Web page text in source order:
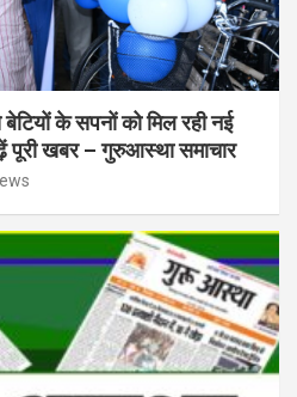
के सपनों को मिल रही नई
पूरी खबर – गुरुआस्था समाचार